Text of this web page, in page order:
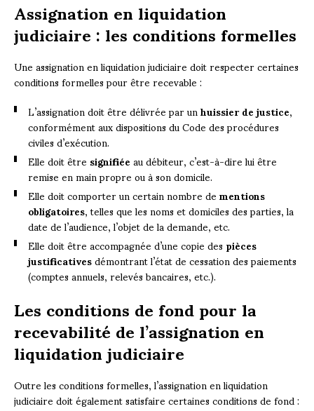
Assignation en liquidation
judiciaire : les conditions formelles
Une assignation en liquidation judiciaire doit respecter certaines
conditions formelles pour être recevable :
L’assignation doit être délivrée par unhuissier de justice,
conformément aux dispositions du Code des procédures
civiles d’exécution.
Elle doit êtresignifiéeau débiteur, c’est-à-dire lui être
remise en main propre ou à son domicile.
Elle doit comporter un certain nombre dementions
obligatoires, telles que les noms et domiciles des parties, la
date de l’audience, l’objet de la demande, etc.
Elle doit être accompagnée d’une copie despièces
justificativesdémontrant l’état de cessation des paiements
(comptes annuels, relevés bancaires, etc.).
Les conditions de fond pour la
recevabilité de l’assignation en
liquidation judiciaire
Outre les conditions formelles, l’assignation en liquidation
judiciaire doit également satisfaire certaines conditions de fond :